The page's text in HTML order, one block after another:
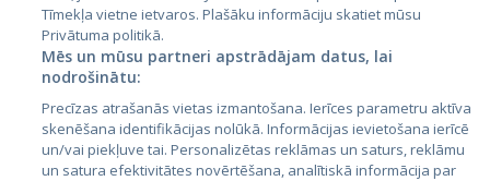
City24.lv
City24.ee
GetaPro.lv
CVbankas.lt
Kainos.lt
Paslaugos.lt
Tīmekļa vietne ietvaros. Plašāku informāciju skatiet mūsu
Privātuma politikā.
Mēs un mūsu partneri apstrādājam datus, lai
nodrošinātu:
Precīzas atrašanās vietas izmantošana. Ierīces parametru aktīva
skenēšana identifikācijas nolūkā. Informācijas ievietošana ierīcē
un/vai piekļuve tai. Personalizētas reklāmas un saturs, reklāmu
un satura efektivitātes novērtēšana, analītiskā informācija par